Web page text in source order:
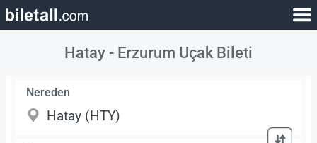
Hatay - Erzurum Uçak Bileti
Nereden